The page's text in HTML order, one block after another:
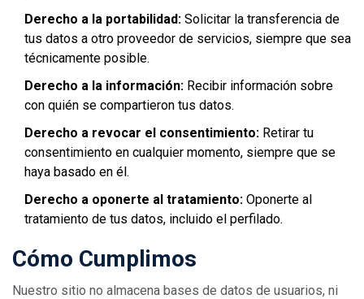
Derecho a la portabilidad: Solicitar la transferencia de
tus datos a otro proveedor de servicios, siempre que sea
técnicamente posible.
Derecho a la información: Recibir información sobre
con quién se compartieron tus datos.
Derecho a revocar el consentimiento: Retirar tu
consentimiento en cualquier momento, siempre que se
haya basado en él.
Derecho a oponerte al tratamiento: Oponerte al
tratamiento de tus datos, incluido el perfilado.
Cómo Cumplimos
Nuestro sitio no almacena bases de datos de usuarios, ni